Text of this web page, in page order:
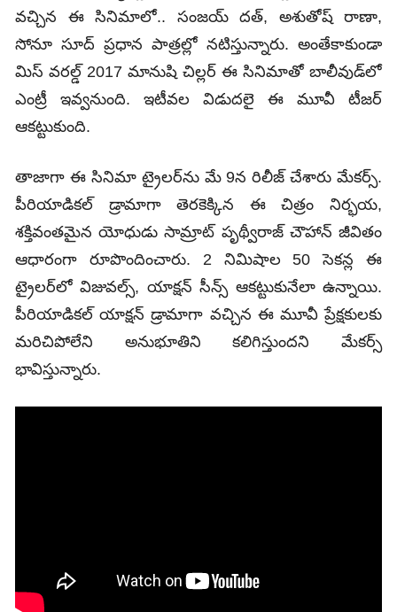
వచ్చిన ఈ సినిమాలో.. సంజయ్ దత్‌, అశుతోష్‌ రాణా,
సోనూ సూద్‌ ప్రధాన పాత్రల్లో నటిస్తున్నారు. అంతేకాకుండా
మిస్‌ వరల్డ్‌ 2017 మానుషి చిల్లర్‌ ఈ సినిమాతో బాలీవుడ్‌లో
ఎంట్రీ ఇవ్వనుంది. ఇటీవల విడుదలై ఈ మూవీ టీజర్‌
ఆకట్టుకుంది.
తాజాగా ఈ సినిమా ట్రైలర్‌ను మే 9న రిలీజ్ చేశారు మేకర్స్.
పీరియాడికల్‌ డ్రామాగా తెరకెక్కిన ఈ చిత్రం నిర్భయ,
శక్తివంతమైన యోధుడు సామ్రాట్‌ పృథ్వీరాజ్‌ చౌహాన్‌ జీవితం
ఆధారంగా రూపొందించారు. 2 నిమిషాల 50 సెకన్ల ఈ
ట్రైలర్‌లో విజువల్స్‌, యాక్షన్ సీన్స్‌ ఆకట్టుకునేలా ఉన్నాయి.
పీరియాడికల్ యాక్షన్‌ డ్రామాగా వచ్చిన ఈ మూవీ ప్రేక్షకులకు
మరిచిపోలేని అనుభూతిని కలిగిస్తుందని మేకర్స్
భావిస్తున్నారు.